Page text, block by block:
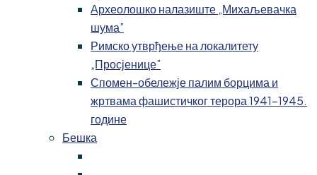
Археолошко налазиште „Михаљевачка
шума”
Римско утврђење на локалитету
„Просјенице”
Спомен-обележје палим борцима и
жртвама фашистичког терора 1941-1945.
године
Бешка